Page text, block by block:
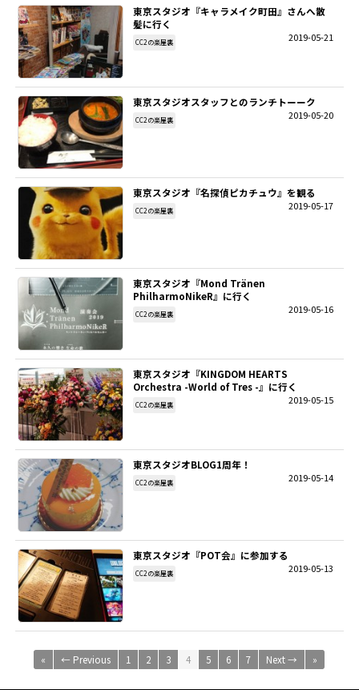
東京スタジオ『キャラメイク町田』さんへ散
髪に行く
2019-05-21
CC2の楽屋裏
東京スタジオスタッフとのランチトーーク
2019-05-20
CC2の楽屋裏
東京スタジオ『名探偵ピカチュウ』を観る
2019-05-17
CC2の楽屋裏
東京スタジオ『Mond Tränen
PhilharmoNikeR』に行く
2019-05-16
CC2の楽屋裏
東京スタジオ『KINGDOM HEARTS
Orchestra -World of Tres -』に行く
2019-05-15
CC2の楽屋裏
東京スタジオBLOG1周年！
2019-05-14
CC2の楽屋裏
東京スタジオ『POT会』に参加する
2019-05-13
CC2の楽屋裏
« ← Previous 1 2 3 4 5 6 7 Next → »